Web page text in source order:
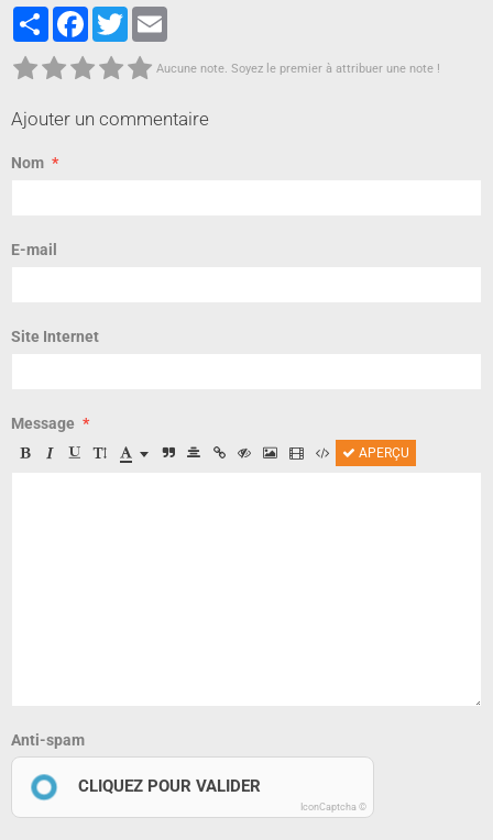
PartagerFacebook
Twitter
Aucune note. Soyez le premier à attribuer une note !
Ajouter un commentaire
Nom
E-mail
Site Internet
Message
APERÇU
Anti-spam
CLIQUEZ POUR VALIDER
IconCaptcha ©